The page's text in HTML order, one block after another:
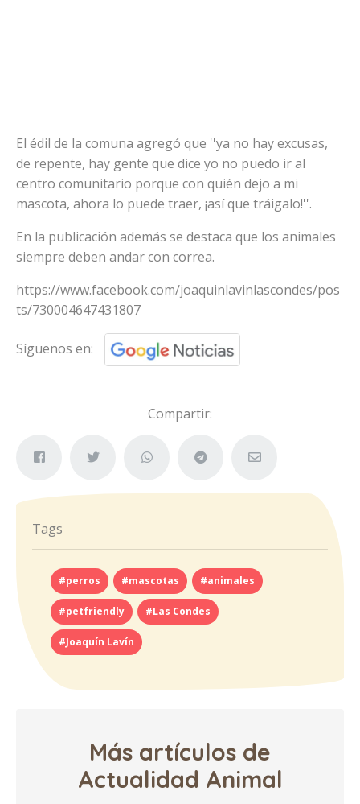
El édil de la comuna agregó que ''ya no hay excusas,
de repente, hay gente que dice yo no puedo ir al
centro comunitario porque con quién dejo a mi
mascota, ahora lo puede traer, ¡así que tráigalo!''.
En la publicación además se destaca que los animales
siempre deben andar con correa.
https://www.facebook.com/joaquinlavinlascondes/pos
ts/730004647431807
Síguenos en:
Compartir:
Tags
#perros #mascotas #animales
#petfriendly #Las Condes
#Joaquín Lavín
Más artículos de
Actualidad Animal